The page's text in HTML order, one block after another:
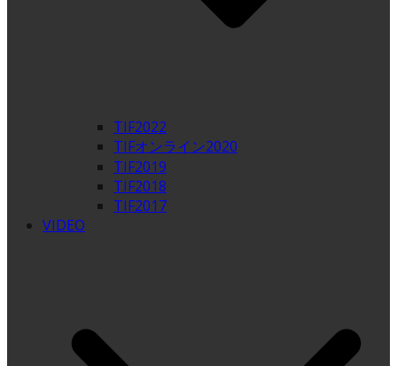
TIF2022
TIFオンライン2020
TIF2019
TIF2018
TIF2017
VIDEO